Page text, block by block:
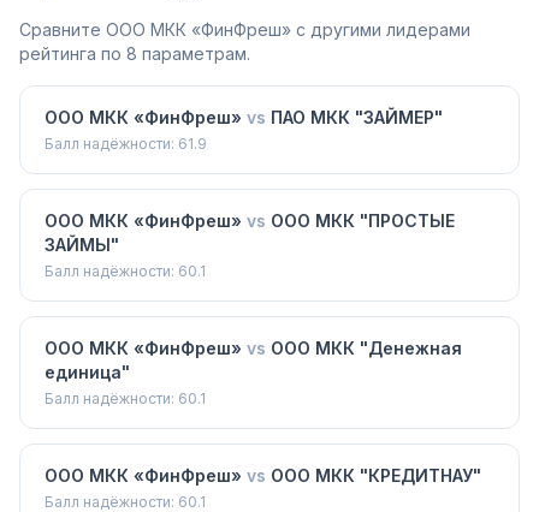
Сравните ООО МКК «ФинФреш» с другими лидерами
рейтинга по 8 параметрам.
ООО МКК «ФинФреш» vs ПАО МКК "ЗАЙМЕР"
Балл надёжности: 61.9
ООО МКК «ФинФреш» vs ООО МКК "ПРОСТЫЕ
ЗАЙМЫ"
Балл надёжности: 60.1
ООО МКК «ФинФреш» vs ООО МКК "Денежная
единица"
Балл надёжности: 60.1
ООО МКК «ФинФреш» vs ООО МКК "КРЕДИТНАУ"
Балл надёжности: 60.1